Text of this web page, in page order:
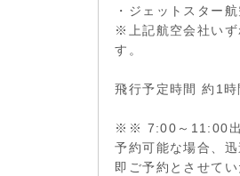
・ジェットスター
※上記航空会社いず
す。
飛行予定時間 約1
※※ 7:00～11:00出
予約可能な場合、
即ご予約とさせてい